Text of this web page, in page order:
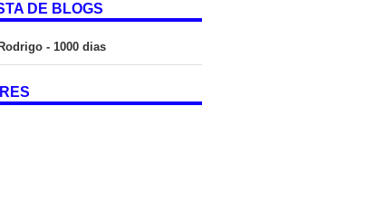
DE BLOGS
- 1000 dias